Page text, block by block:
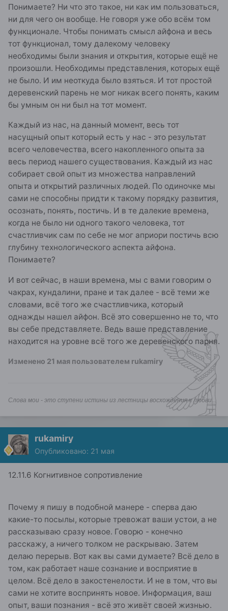
Понимаете? Ни что это такое, ни как им пользоваться,
ни для чего он вообще. Не говоря уже обо всём том
функционале. Чтобы понимать смысл айфона и весь
тот функционал, тому далекому человеку
необходимы были знания и открытия, которые ещё не
произошли. Необходимы представления, которых ещё
не было. И им неоткуда было взяться. И тот простой
деревенский парень не мог никак всего понять, каким
бы умным он ни был на тот момент.
Каждый из нас, на данный момент, весь тот
насущный опыт который есть у нас - это результат
всего человечества, всего накопленного опыта за
весь период нашего существования. Каждый из нас
собирает свой опыт из множества направлений
опыта и открытий различных людей. По одиночке мы
сами не способны придти к такому порядку развития,
осознать, понять, постичь. И в те далекие времена,
когда не было ни одного такого человека, тот
счастливчик сам по себе не мог априори постичь всю
глубину технологического аспекта айфона.
Понимаете?
И вот сейчас, в наши времена, мы с вами говорим о
чакрах, кундалини, пране и так далее - всё теми же
словами, всё того же счастливчика, который
однажды нашел айфон. Всё это совершенно не то, что
вы себе представляете. Ведь ваше представление
находится на уровне всё того же деревенского парня.
Изменено 21 мая пользователем rukamiry
Слова мои - это ступени истины из лестницы восхождения к любви...
rukamiry
Опубликовано: 21 мая
12.11.6 Когнитивное сопротивление
Почему я пишу в подобной манере - сперва даю
какие-то посылы, которые тревожат ваши устои, а не
рассказываю сразу новое. Говорю - конечно
расскажу, а ничего толком не раскрываю. Затем
делаю перерыв. Вот как вы сами думаете? Всё дело в
том, как работает наше сознание и восприятие в
целом. Всё дело в закостенелости. И не в том, что вы
сами не хотите воспринять новое. Информация, ваш
опыт, ваши познания - всё это живёт своей жизнью.